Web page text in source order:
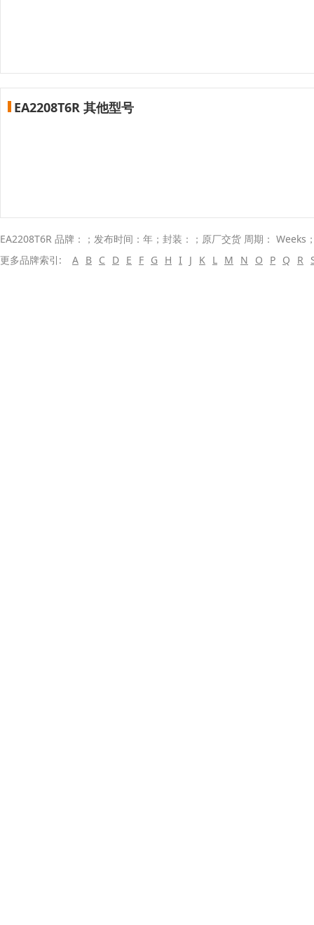
EA2208T6R 其他型号
EA2208T6R 品牌：；发布时间：年；封装：；原厂交货 周期： Weeks
更多品牌索引:
A B C D E F G H I J K L M N O P Q R